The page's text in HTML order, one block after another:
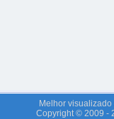
Melhor
Copyright © 2009 -